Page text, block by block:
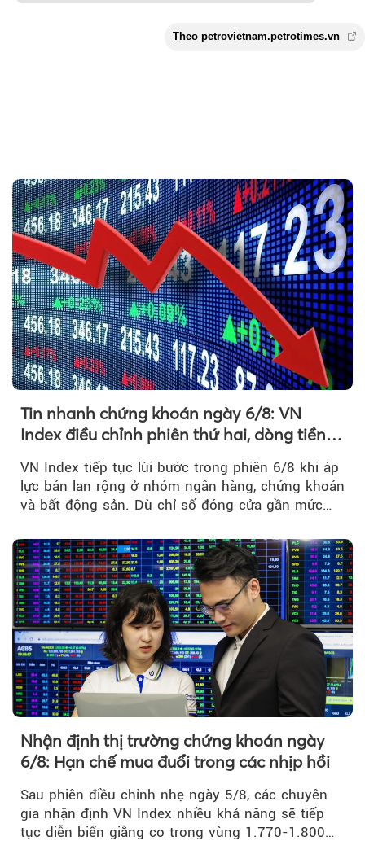
Theo
Tin nhanh chứng khoán ngày 6/8: VN
Index điều chỉnh phiên thứ hai, dòng tiền
chờ phản ứng tại vùng MA20
VN Index tiếp tục lùi bước trong phiên 6/8 khi áp
lực bán lan rộng ở nhóm ngân hàng, chứng khoán
và bất động sản. Dù chỉ số đóng cửa gần mức
Nhận định thị trường chứng khoán ngày
6/8: Hạn chế mua đuổi trong các nhịp hồi
Sau phiên điều chỉnh nhẹ ngày 5/8, các chuyên
gia nhận định VN Index nhiều khả năng sẽ tiếp
tục diễn biến giằng co trong vùng 1.770-1.800